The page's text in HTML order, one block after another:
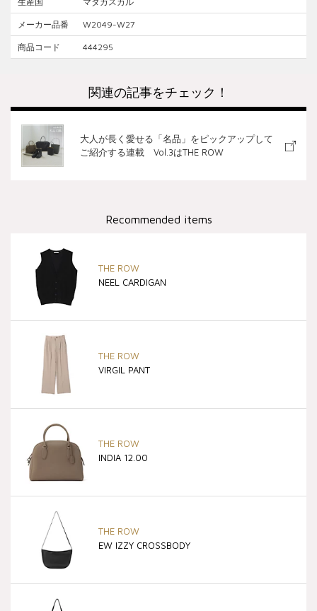
メーカー品番 W2049-W27
商品コード 444295
大人が長く愛せる「名品」をピックアップして
ご紹介する連載 Vol.3はTHE ROW
Recommended items
THE ROW
NEEL CARDIGAN
THE ROW
VIRGIL PANT
THE ROW
INDIA 12.00
THE ROW
EW IZZY CROSSBODY